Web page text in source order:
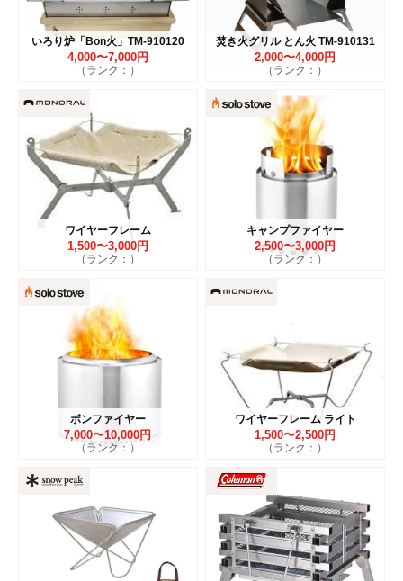
いろり炉「Bon火」TM-910120
4,000〜7,000円
（ランク：）
焚き火グリル とん火 TM-910131
2,000〜4,000円
（ランク：）
ワイヤーフレーム
1,500〜3,000円
（ランク：）
キャンプファイヤー
2,500〜3,000円
（ランク：）
ボンファイヤー
7,000〜10,000円
（ランク：）
ワイヤーフレーム ライト
1,500〜2,500円
（ランク：）